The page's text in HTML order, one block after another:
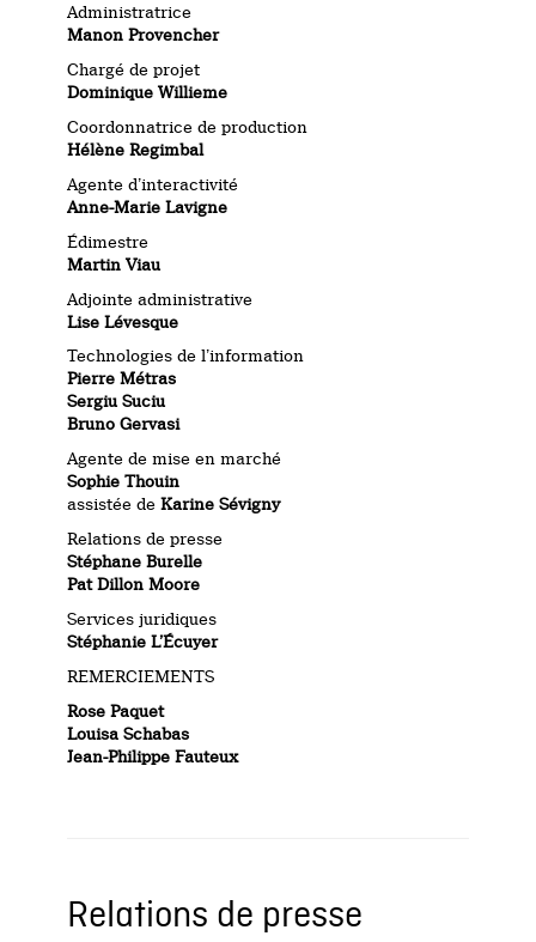
Administratrice
Manon Provencher
Chargé de projet
Dominique Willieme
Coordonnatrice de production
Hélène Regimbal
Agente d’interactivité
Anne-Marie Lavigne
Édimestre
Martin Viau
Adjointe administrative
Lise Lévesque
Technologies de l’information
Pierre Métras
Sergiu Suciu
Bruno Gervasi
Agente de mise en marché
Sophie Thouin
assistée deKarine Sévigny
Relations de presse
Stéphane Burelle
Pat Dillon Moore
Services juridiques
Stéphanie L’Écuyer
REMERCIEMENTS
Rose Paquet
Louisa Schabas
Jean-Philippe Fauteux
Relations de presse